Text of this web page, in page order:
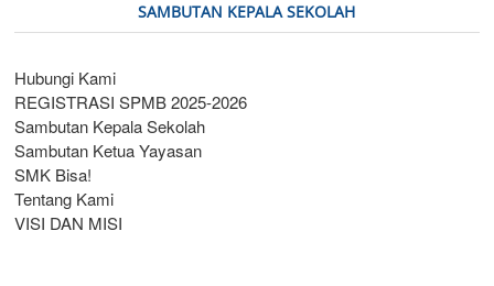
SAMBUTAN KEPALA SEKOLAH
Hubungi Kami
REGISTRASI SPMB 2025-2026
Sambutan Kepala Sekolah
Sambutan Ketua Yayasan
SMK Bisa!
Tentang Kami
VISI DAN MISI